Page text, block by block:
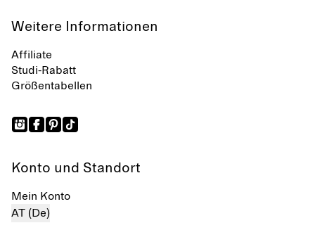
Weitere Informationen
Affiliate
Studi-Rabatt
Größentabellen
Konto und Standort
Mein Konto
AT (De)